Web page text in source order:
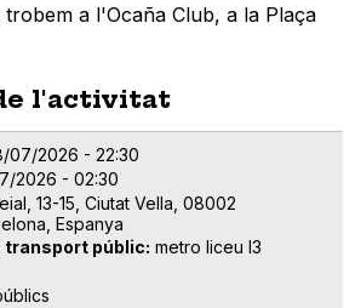
trobem a l'Ocaña Club, a la Plaça
l'activitat
07/2026 - 22:30
2026 - 02:30
13-15, Ciutat Vella, 08002
Espanya
transport públic metro liceu l3